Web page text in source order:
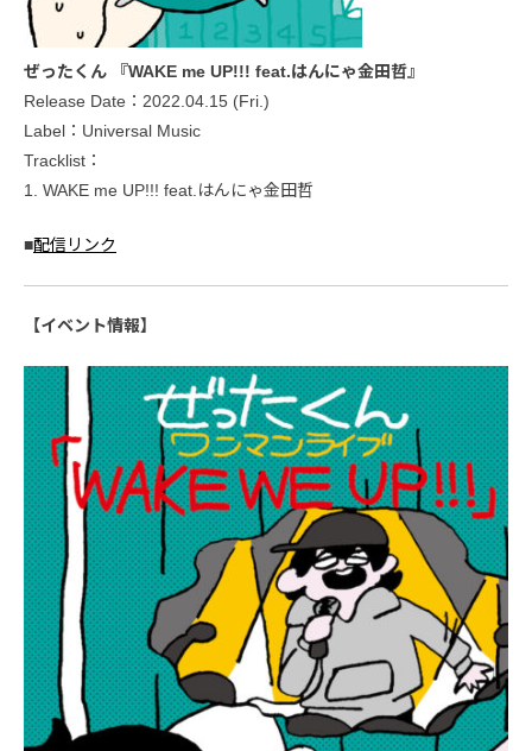
ぜったくん 『WAKE me UP!!! feat.はんにゃ金田哲』
Release Date：2022.04.15 (Fri.)
Label：Universal Music
Tracklist：
1. WAKE me UP!!! feat.はんにゃ金田哲
■配信リンク
【イベント情報】